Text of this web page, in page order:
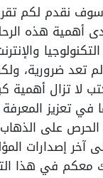
نقدم لكم
أهمية هذه
لم تعد ضرورية،
لا تزال أهمية
تعزيز المعرفة
الحرص على
آخر إصدارات
معكم في هذا